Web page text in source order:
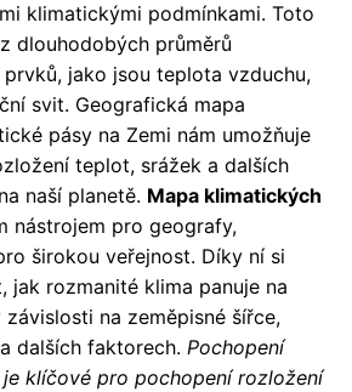
klimatickými podmínkami. Toto
dlouhodobých průměrů
jako jsou teplota vzduchu,
svit. Geografická mapa
pásy na Zemi nám umožňuje
teplot, srážek a dalších
naší planetě. Mapa klimatických
nástrojem pro geografy,
širokou veřejnost. Díky ní si
jak rozmanité klima panuje na
na zeměpisné šířce,
dalších faktorech. Pochopení
klíčové pro pochopení rozložení